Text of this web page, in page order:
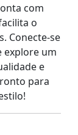
com
o
Conecte-se
explore um
e
para